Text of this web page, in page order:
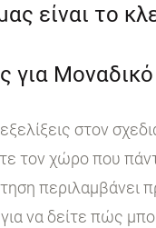
είναι το
για
στον
τον χώρο που
περιλαμβάνει
να δείτε πώς